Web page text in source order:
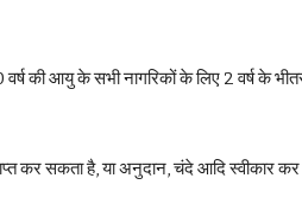
की आयु के सभी नागरिकों के लिए 2 वर्ष के भीतर
कर सकता है, या अनुदान, चंदे आदि स्वीकार